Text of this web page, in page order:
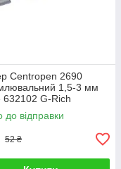
Centropen 2690
1,5-3 мм
632102 G-Rich
до відправки
52 ₴